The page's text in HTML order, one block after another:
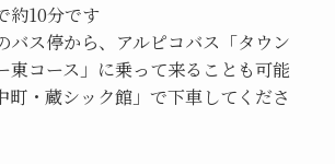
約10分です
バス停から、アルピコバス「タウン
東コース」に乗って来ることも可能
町・蔵シック館」で下車してくださ